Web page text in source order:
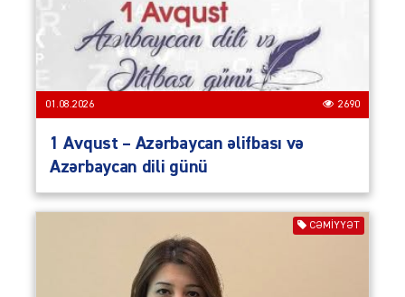
01.08.2026 2690
1 Avqust – Azərbaycan əlifbası və
Azərbaycan dili günü
CƏMIYYƏT